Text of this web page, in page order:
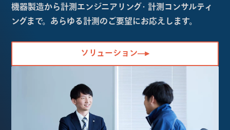
機器製造から計測エンジニアリング・計測コンサルティ
ングまで。あらゆる計測のご要望にお応えします。
ソリューション